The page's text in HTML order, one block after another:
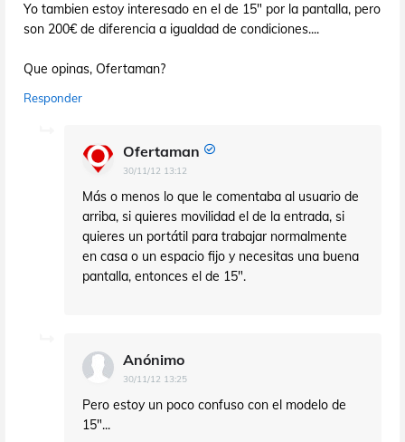
Yo tambien estoy interesado en el de 15" por la pantalla, pero
son 200€ de diferencia a igualdad de condiciones....
Que opinas, Ofertaman?
Responder
Ofertaman
30/11/12 13:12
Más o menos lo que le comentaba al usuario de
arriba, si quieres movilidad el de la entrada, si
quieres un portátil para trabajar normalmente
en casa o un espacio fijo y necesitas una buena
pantalla, entonces el de 15".
Anónimo
30/11/12 13:25
Pero estoy un poco confuso con el modelo de
15"...